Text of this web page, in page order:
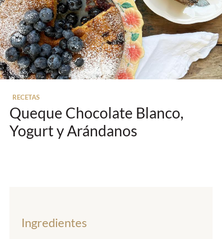
RECETAS
Queque Chocolate Blanco,
Yogurt y Arándanos
Ingredientes